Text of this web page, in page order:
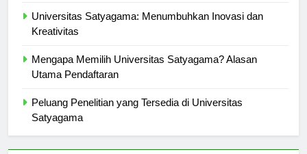
Universitas Satyagama: Menumbuhkan Inovasi dan
Mengapa Memilih Universitas Satyagama? Alasan
Peluang Penelitian yang Tersedia di Universitas